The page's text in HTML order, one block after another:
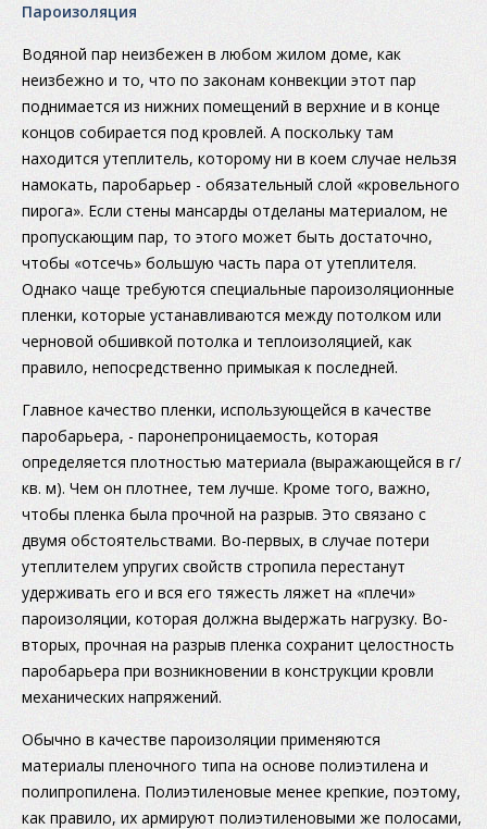
Пароизоляция
Водяной пар неизбежен в любом жилом доме, как
неизбежно и то, что по законам конвекции этот пар
поднимается из нижних помещений в верхние и в конце
концов собирается под кровлей. А поскольку там
находится утеплитель, которому ни в коем случае нельзя
намокать, паробарьер - обязательный слой «кровельного
пирога». Если стены мансарды отделаны материалом, не
пропускающим пар, то этого может быть достаточно,
чтобы «отсечь» большую часть пара от утеплителя.
Однако чаще требуются специальные пароизоляционные
пленки, которые устанавливаются между потолком или
черновой обшивкой потолка и теплоизоляцией, как
правило, непосредственно примыкая к последней.
Главное качество пленки, использующейся в качестве
паробарьера, - паронепроницаемость, которая
определяется плотностью материала (выражающейся в г/
кв. м). Чем он плотнее, тем лучше. Кроме того, важно,
чтобы пленка была прочной на разрыв. Это связано с
двумя обстоятельствами. Во-первых, в случае потери
утеплителем упругих свойств стропила перестанут
удерживать его и вся его тяжесть ляжет на «плечи»
пароизоляции, которая должна выдержать нагрузку. Во-
вторых, прочная на разрыв пленка сохранит целостность
паробарьера при возникновении в конструкции кровли
механических напряжений.
Обычно в качестве пароизоляции применяются
материалы пленочного типа на основе полиэтилена и
полипропилена. Полиэтиленовые менее крепкие, поэтому,
как правило, их армируют полиэтиленовыми же полосами,